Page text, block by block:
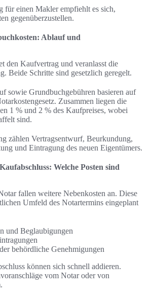
für einen Makler empfiehlt es sich,
gegenüberzustellen.
Ablauf und
den Kaufvertrag und veranlasst die
Beide Schritte sind gesetzlich geregelt.
sowie Grundbuchgebühren basieren auf
Zusammen liegen die
1 % und 2 % des Kaufpreises, wobei
sind.
zählen Vertragsentwurf, Beurkundung,
und Eintragung des neuen Eigentümers.
Welche Posten sind
fallen weitere Nebenkosten an. Diese
Umfeld des Notartermins eingeplant
und Beglaubigungen
behördliche Genehmigungen
können sich schnell addieren.
vom Notar oder von